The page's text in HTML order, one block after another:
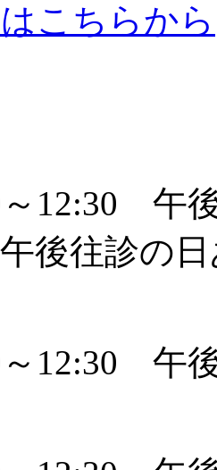
こちらから
12:30 午
午後往診の
12:30 午